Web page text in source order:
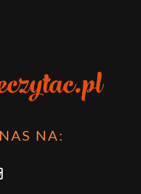
NA: